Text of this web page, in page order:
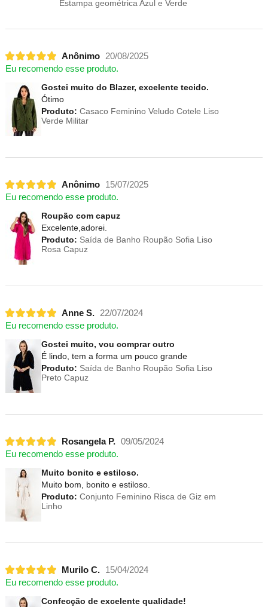
Estampa geométrica Azul e Verde
Anônimo
20/08/2025
Eu recomendo esse produto.
Gostei muito do Blazer, excelente tecido.
Ótimo
Produto: Casaco Feminino Veludo Cotele Liso
Verde Militar
Anônimo
15/07/2025
Eu recomendo esse produto.
Roupão com capuz
Excelente,adorei.
Produto: Saída de Banho Roupão Sofia Liso
Rosa Capuz
Anne S.
22/07/2024
Eu recomendo esse produto.
Gostei muito, vou comprar outro
É lindo, tem a forma um pouco grande
Produto: Saída de Banho Roupão Sofia Liso
Preto Capuz
Rosangela P. 09/05/2024
Eu recomendo esse produto.
Muito bonito e estiloso.
Muito bom, bonito e estiloso.
Produto: Conjunto Feminino Risca de Giz em
Linho
Murilo C.
15/04/2024
Eu recomendo esse produto.
Confecção de excelente qualidade!